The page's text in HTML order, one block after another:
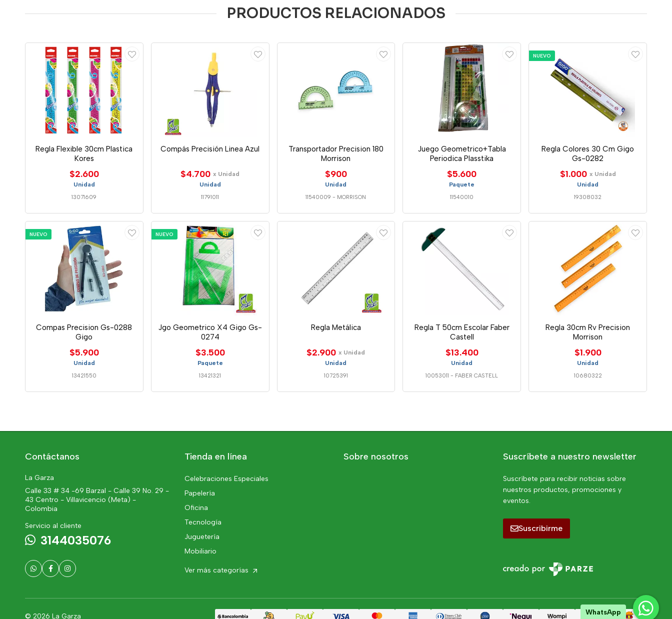
PRODUCTOS RELACIONADOS
Regla Flexible 30cm Plastica
Kores
$2.600
Unidad
13071609
Compás Precisión Linea Azul
$4.700 x Unidad
Unidad
11791011
Transportador Precision 180
Morrison
$900
Unidad
11540009 - MORRISON
Juego Geometrico+Tabla
Periodica Plasstika
$5.600
Paquete
11540010
NUEVO
Regla Colores 30 Cm Gigo
Gs-0282
$1.000 x Unidad
Unidad
19308032
NUEVO
Compas Precision Gs-0288
Gigo
$5.900
Unidad
13421550
NUEVO
Jgo Geometrico X4 Gigo Gs-
0274
$3.500
Paquete
13421321
Regla Metálica
$2.900 x Unidad
Unidad
10725391
Regla T 50cm Escolar Faber
Castell
$13.400
Unidad
10053011 - FABER CASTELL
Regla 30cm Rv Precision
Morrison
$1.900
Unidad
10680322
Contáctanos
La Garza
Calle 33 # 34 -69 Barzal - Calle 39 No. 29 -
43 Centro - Villavicencio (Meta) -
Colombia
Servicio al cliente
3144035076
Tienda en línea
Celebraciones Especiales
Papelería
Oficina
Tecnología
Juguetería
Mobiliario
Ver más categorías
Sobre nosotros Suscríbete a nuestro newsletter
Suscríbete para recibir noticias sobre
nuestros productos, promociones y
eventos.
Suscribirme
© 2026 La Garza WhatsApp